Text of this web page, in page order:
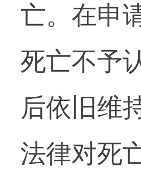
亡。在申
死亡不予
后依旧维
法律对死